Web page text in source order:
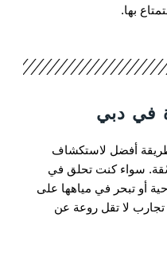
بها.
في دبي
طريقة أفضل لاستكشاف
سواء كنت تحلق في
أو تبحر في مياهها على
لا تقل روعة عن